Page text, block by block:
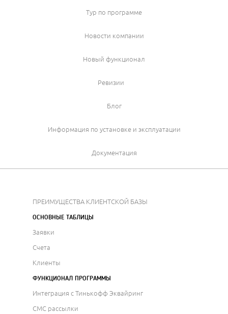
Тур по программе
Новости компании
Новый функционал
Ревизии
Блог
Информация по установке и эксплуатации
Документация
ПРЕИМУЩЕСТВА КЛИЕНТСКОЙ БАЗЫ
ОСНОВНЫЕ ТАБЛИЦЫ
Заявки
Счета
Клиенты
ФУНКЦИОНАЛ ПРОГРАММЫ
Интеграция с Тинькофф Эквайринг
СМС рассылки